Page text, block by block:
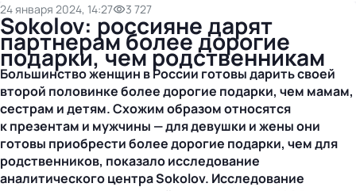
24 января 2024, 14:27 3 727
Sokolov: россияне дарят
партнерам более дорогие
подарки, чем родственникам
Большинство женщин в России готовы дарить своей
второй половинке более дорогие подарки, чем мамам,
сестрам и детям. Схожим образом относятся
к презентам и мужчины — для девушки и жены они
готовы приобрести более дорогие подарки, чем для
родственников, показало исследование
аналитического центра Sokolov. Исследование